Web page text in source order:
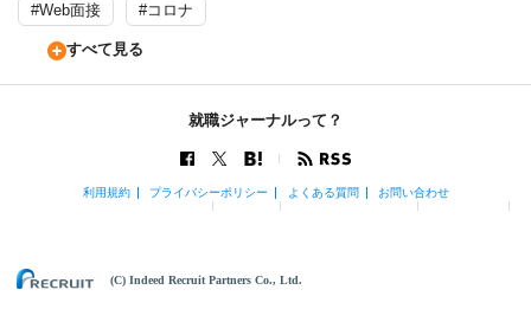
#Web面接 #コロナ
すべて見る
就職ジャーナルって？
利用規約 プライバシーポリシー よくある質問 お問い合わせ
(C) Indeed Recruit Partners Co., Ltd.